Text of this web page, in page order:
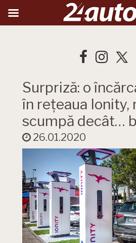
Surpriză: o
în rețeaua Ionity,
scumpă decât…
26.01.2020